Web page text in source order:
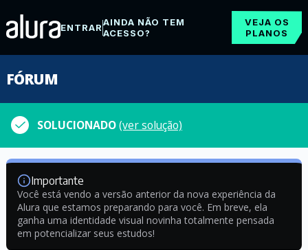
ENTRARAINDA NÃO TEM
ACESSO?
VEJA OS
PLANOS
FÓRUM
SOLUCIONADO(ver solução)
Importante
Você está vendo a versão anterior da nova experiência da
Alura que estamos preparando para você. Em breve, ela
ganha uma identidade visual novinha totalmente pensada
em potencializar seus estudos!